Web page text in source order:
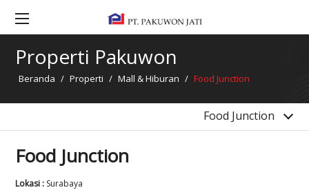
Properti Pakuwon
Beranda / Properti / Mall & Hiburan / Food Junction
Food Junction
Pakuwon Mall Bekasi
Pakuwon Mall Solo Baru
Pakuwon Mall Jogja
Pakuwon Mall Nusantara
Pakuwon Mall Batam
Food Junction
Lokasi : Surabaya